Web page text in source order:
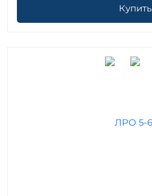
Купить